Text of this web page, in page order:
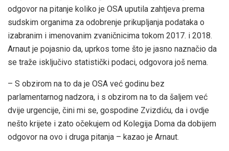
odgovor na pitanje koliko je OSA uputila zahtjeva prema
sudskim organima za odobrenje prikupljanja podataka o
izabranim i imenovanim zvaničnicima tokom 2017. i 2018.
Arnaut je pojasnio da, uprkos tome što je jasno naznačio da
se traže isključivo statistički podaci, odgovora još nema.
– S obzirom na to da je OSA već godinu bez
parlamentarnog nadzora, i s obzirom na to da šaljem već
dvije urgencije, čini mi se, gospodine Zvizdiću, da i ovdje
nešto krijete i zato očekujem od Kolegija Doma da dobijem
odgovor na ovo i druga pitanja – kazao je Arnaut.